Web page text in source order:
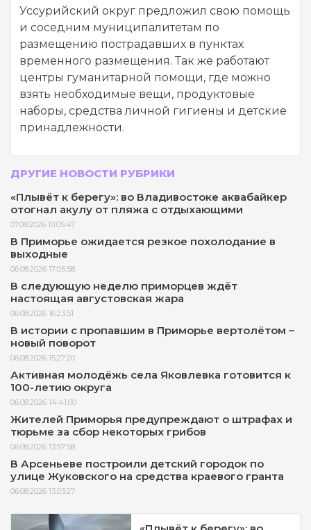
Уссурийский округ предложил свою помощь
и соседним муниципалитетам по
размещению пострадавших в пунктах
временного размещения. Так же работают
центры гуманитарной помощи, где можно
взять необходимые вещи, продуктовые
наборы, средства личной гигиены и детские
принадлежности.
ДРУГИЕ НОВОСТИ РУБРИКИ
«Плывёт к берегу»: во Владивостоке аквабайкер
отогнал акулу от пляжа с отдыхающими
07.08.2026 10:05:47
В Приморье ожидается резкое похолодание в
выходные
06.08.2026 17:05:58
В следующую неделю приморцев ждёт
настоящая августовская жара
06.08.2026 16:23:51
В истории с пропавшим в Приморье вертолётом –
новый поворот
06.08.2026 15:27:20
Активная молодёжь села Яковлевка готовится к
100-летию округа
06.08.2026 14:41:00
Жителей Приморья предупреждают о штрафах и
тюрьме за сбор некоторых грибов
06.08.2026 13:57:58
В Арсеньеве построили детский городок по
улице Жуковского на средства краевого гранта
06.08.2026 13:03:27